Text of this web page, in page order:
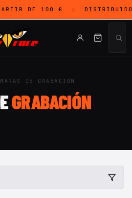
DE 100 € ◇
DE GRABACIÓN
GRABACIÓN